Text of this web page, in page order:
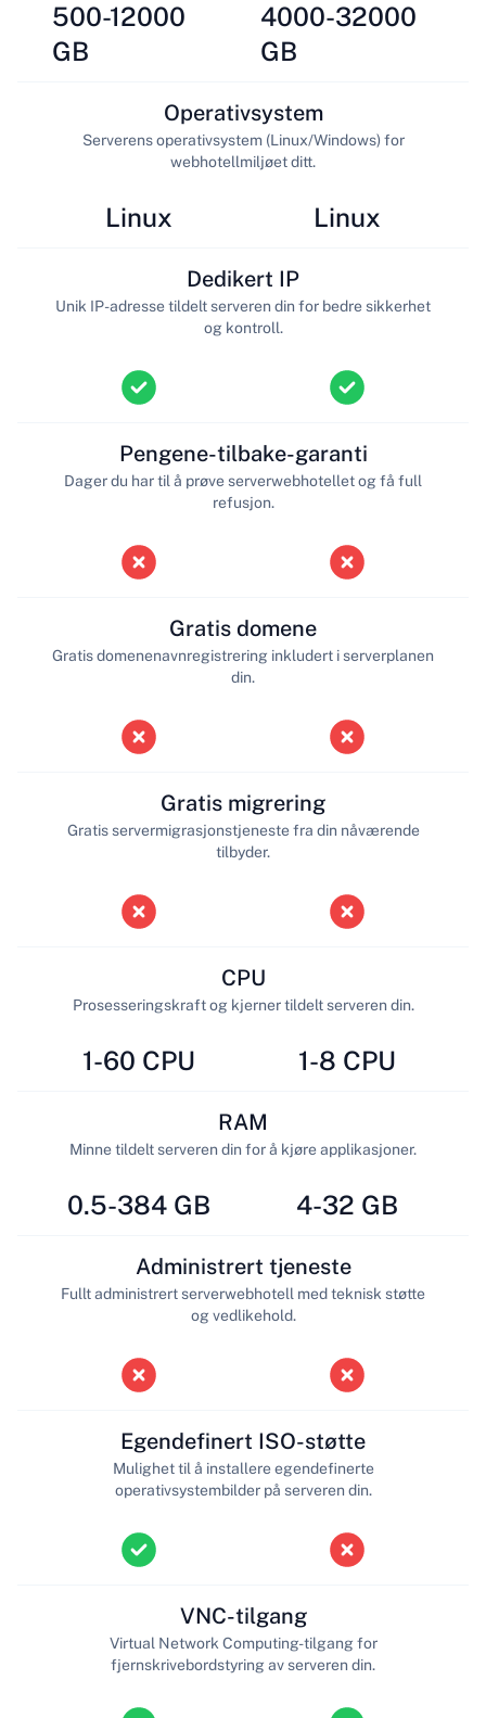
500-12000
GB
4000-32000
GB
Linux
Operativsystem
Serverens operativsystem (Linux/Windows) for
webhotellmiljøet ditt.
Linux
Dedikert IP
Unik IP-adresse tildelt serveren din for bedre sikkerhet
og kontroll.
Pengene-tilbake-garanti
Dager du har til å prøve serverwebhotellet og få full
refusjon.
Gratis domene
Gratis domenenavnregistrering inkludert i serverplanen
din.
Gratis migrering
Gratis servermigrasjonstjeneste fra din nåværende
tilbyder.
1-60 CPU
CPU
Prosesseringskraft og kjerner tildelt serveren din.
1-8 CPU
0.5-384 GB
RAM
Minne tildelt serveren din for å kjøre applikasjoner.
4-32 GB
Administrert tjeneste
Fullt administrert serverwebhotell med teknisk støtte
og vedlikehold.
Egendefinert ISO-støtte
Mulighet til å installere egendefinerte
operativsystembilder på serveren din.
VNC-tilgang
Virtual Network Computing-tilgang for
fjernskrivebordstyring av serveren din.